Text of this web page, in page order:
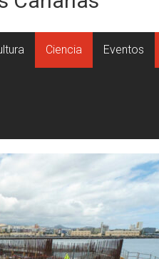
Ciencia Eventos